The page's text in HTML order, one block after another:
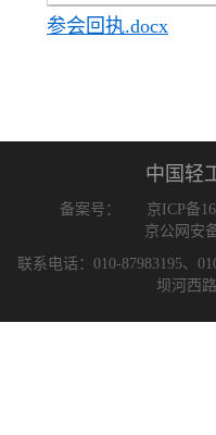
参会回执.docx
中国轻
备案号： 京ICP备
京公网安
联系电话：010-87983195、
坝河西